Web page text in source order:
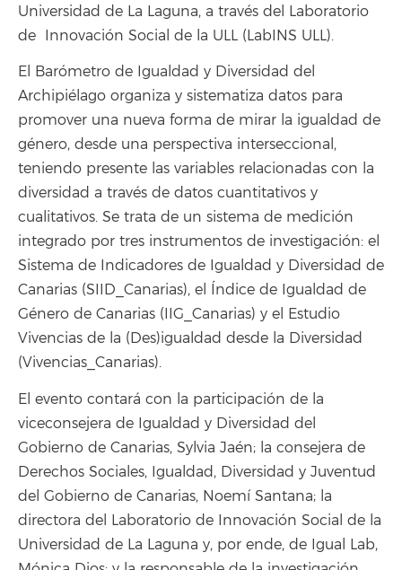
Universidad de La Laguna, a través del Laboratorio
de Innovación Social de la ULL (LabINS ULL).
El Barómetro de Igualdad y Diversidad del
Archipiélago organiza y sistematiza datos para
promover una nueva forma de mirar la igualdad de
género, desde una perspectiva interseccional,
teniendo presente las variables relacionadas con la
diversidad a través de datos cuantitativos y
cualitativos. Se trata de un sistema de medición
integrado por tres instrumentos de investigación: el
Sistema de Indicadores de Igualdad y Diversidad de
Canarias (SIID_Canarias), el Índice de Igualdad de
Género de Canarias (IIG_Canarias) y el Estudio
Vivencias de la (Des)igualdad desde la Diversidad
(Vivencias_Canarias).
El evento contará con la participación de la
viceconsejera de Igualdad y Diversidad del
Gobierno de Canarias, Sylvia Jaén; la consejera de
Derechos Sociales, Igualdad, Diversidad y Juventud
del Gobierno de Canarias, Noemí Santana; la
directora del Laboratorio de Innovación Social de la
Universidad de La Laguna y, por ende, de Igual Lab,